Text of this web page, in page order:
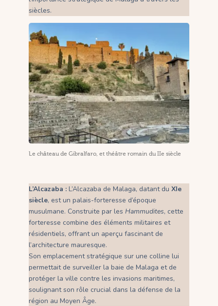
siècles.
Le château de Gibralfaro, et théâtre romain du IIe siècle
L’Alcazaba : L’Alcazaba de Malaga, datant du XIe
siècle, est un palais-forteresse d’époque
musulmane. Construite par les Hammudites, cette
forteresse combine des éléments militaires et
résidentiels, offrant un aperçu fascinant de
l’architecture mauresque.
Son emplacement stratégique sur une colline lui
permettait de surveiller la baie de Malaga et de
protéger la ville contre les invasions maritimes,
soulignant son rôle crucial dans la défense de la
région au Moyen Âge.